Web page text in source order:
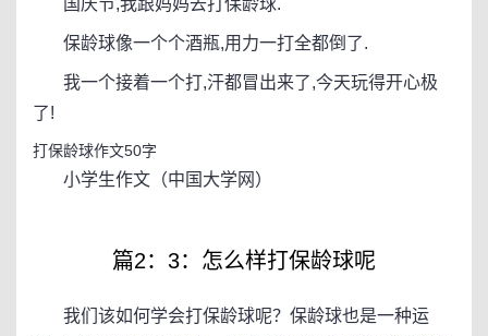
国庆节,我跟妈妈去打保龄球.
保龄球像一个个酒瓶,用力一打全都倒了.
我一个接着一个打,汗都冒出来了,今天玩得开心极
了!
打保龄球作文50字
小学生作文（中国大学网）
篇2：3：怎么样打保龄球呢
我们该如何学会打保龄球呢？保龄球也是一种运